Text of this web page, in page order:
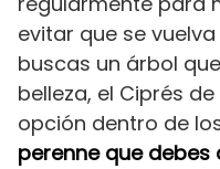
evitar que se
buscas un árbol
belleza, el Ciprés
opción dentro de
perenne que